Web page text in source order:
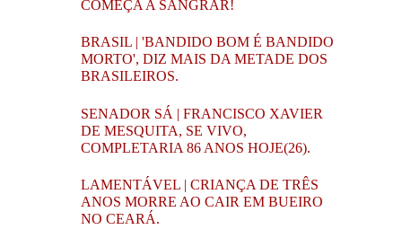
COMEÇA A SANGRAR!
BRASIL | 'BANDIDO BOM É BANDIDO
MORTO', DIZ MAIS DA METADE DOS
BRASILEIROS.
SENADOR SÁ | FRANCISCO XAVIER
DE MESQUITA, SE VIVO,
COMPLETARIA 86 ANOS HOJE(26).
LAMENTÁVEL | CRIANÇA DE TRÊS
ANOS MORRE AO CAIR EM BUEIRO
NO CEARÁ.